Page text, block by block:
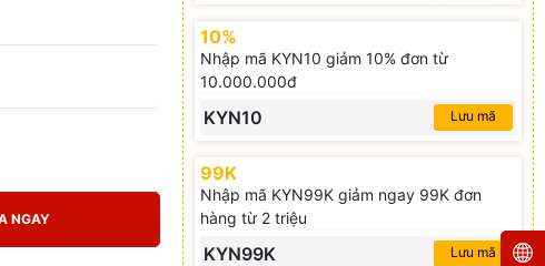
NGAY
10%
Nhập mã KYN10 giảm 10% đơn từ
10.000.000đ
KYN10 Lưu mã
99K
Nhập mã KYN99K giảm ngay 99K đơn
hàng từ 2 triệu
KYN99K Lưu mã